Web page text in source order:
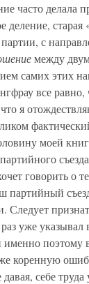
часто делала
старая
с
между
самих этих
все равно,
я
моей
говорить
партийный
уже
поэтому
коренную
себе